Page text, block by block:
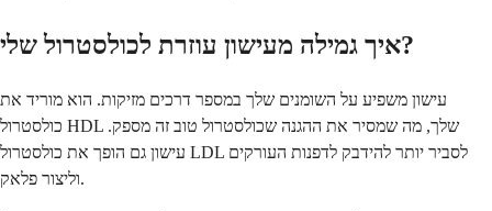
איך גמילה מעישון עוזרת לכולסטרול שלי?
עישון משפיע על השומנים שלך במספר דרכים מזיקות. הוא מוריד את
כולסטרול HDL שלך, מה שמסיר את ההגנה שכולסטרול טוב זה מספק.
עישון גם הופך את כולסטרול LDL לסביר יותר להידבק לדפנות העורקים
וליצור פלאק.